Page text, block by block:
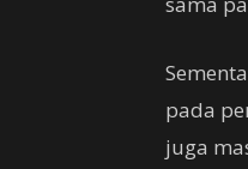
pada
juga